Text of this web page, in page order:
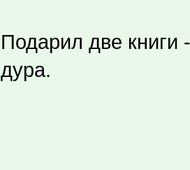
Подарил две книги
дура.